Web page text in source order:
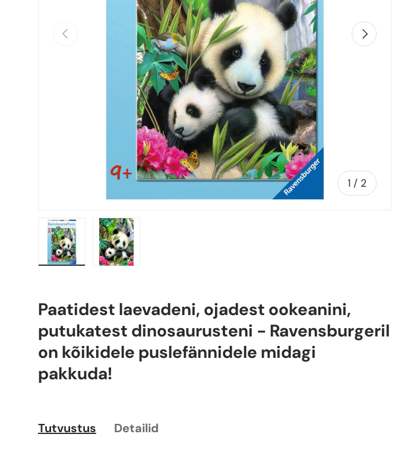
Eelmine
1 / of
2
Järgmine
Paatidest laevadeni, ojadest ookeanini,
putukatest dinosaurusteni - Ravensburgeril
on kõikidele puslefännidele midagi
pakkuda!
Tutvustus Detailid